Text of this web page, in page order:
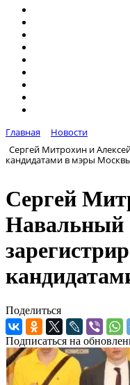
Главная
Новости
Сергей Митрохин и
кандидатами в мэры
Сергей
Навальный
Поделиться
Подписаться на